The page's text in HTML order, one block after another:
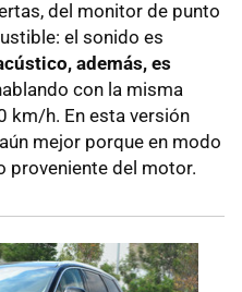
del monitor de punto
el sonido es
además, es
con la misma
km/h. En esta versión
mejor porque en modo
proveniente del motor.